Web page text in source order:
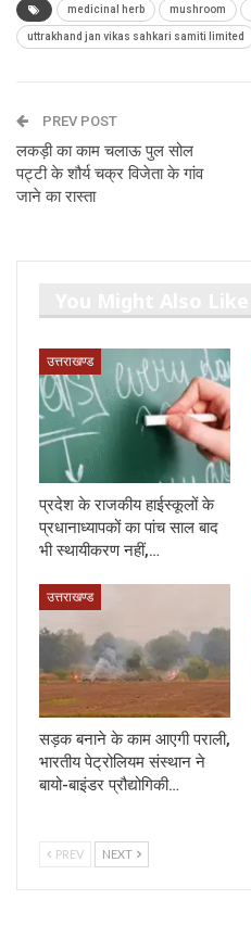
medicinal herb mushroom
uttrakhand jan vikas sahkari samiti limited
PREV POST
लकड़ी का काम चलाऊ पुल सोल
पट्टी के शौर्य चक्र विजेता के गांव
जाने का रास्ता
उत्तराखण्ड
प्रदेश के राजकीय हाईस्कूलों के
प्रधानाध्यापकों का पांच साल बाद
भी स्थायीकरण नहीं,…
उत्तराखण्ड
सड़क बनाने के काम आएगी पराली,
भारतीय पेट्रोलियम संस्थान ने
बायो-बाइंडर प्रौद्योगिकी…
PREV NEXT